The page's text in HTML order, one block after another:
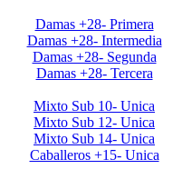
Damas +28- Primera
Damas +28- Intermedia
Damas +28- Segunda
Damas +28- Tercera
Mixto Sub 10- Unica
Mixto Sub 12- Unica
Mixto Sub 14- Unica
Caballeros +15- Unica